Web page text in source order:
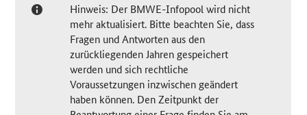
Hinweis: Der BMWE-Infopool wird nicht
mehr aktualisiert. Bitte beachten Sie, dass
Fragen und Antworten aus den
zurückliegenden Jahren gespeichert
werden und sich rechtliche
Voraussetzungen inzwischen geändert
haben können. Den Zeitpunkt der